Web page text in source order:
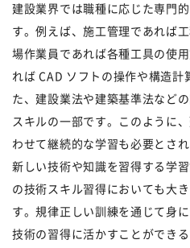
建設業界では職種に応じた専門
す。例えば、施工管理であれば
場作業員であれば各種工具の使
れば CAD ソフトの操作や構造計
た、建設業法や建築基準法など
スキルの一部です。このように
わせて継続的な学習も必要とさ
新しい技術や知識を習得する学
の技術スキル習得においても大
す。規律正しい訓練を通じて身
技術の習得に活かすことができる